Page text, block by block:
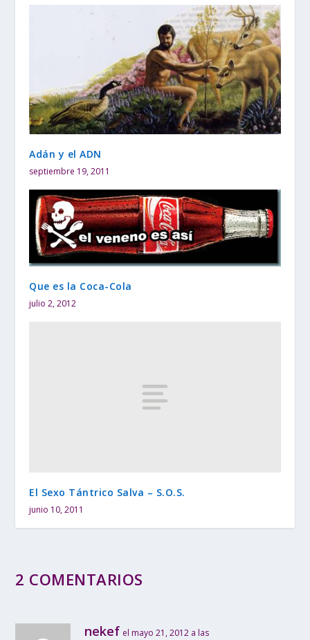
Adán y el ADN
septiembre 19, 2011
Que es la Coca-Cola
julio 2, 2012
El Sexo Tántrico Salva – S.O.S.
junio 10, 2011
2 COMENTARIOS
nekef el mayo 21, 2012 a las